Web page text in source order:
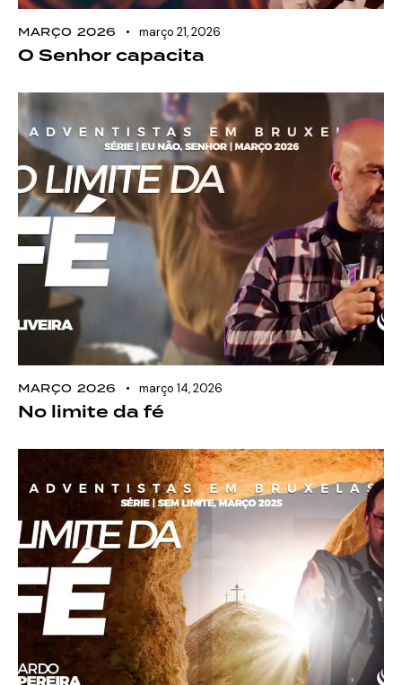
MARÇO 2026 março 21, 2026
O Senhor capacita
MARÇO 2026 março 14, 2026
No limite da fé